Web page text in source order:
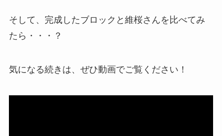
そして、完成したブロックと維桜さんを比べてみ
たら・・・？
気になる続きは、ぜひ動画でご覧ください！